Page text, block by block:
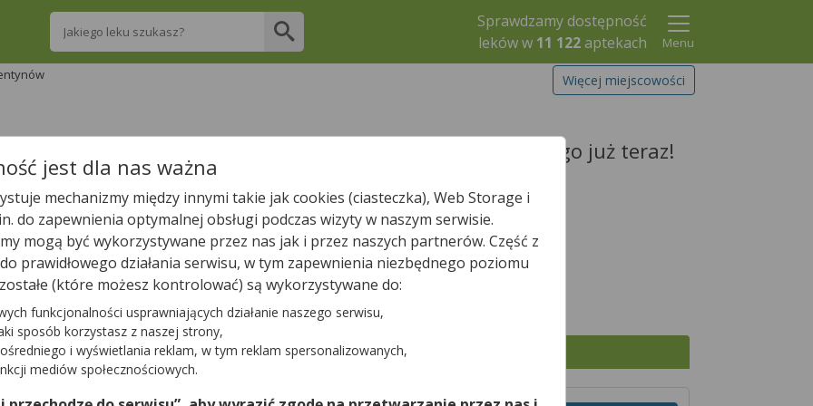
Wpisz nazwę leku
Sprawdzamy dostępność
leków w 11 122aptekach
Menu
Więcej miejscowości
apteki w Wincentynowie posiadają Twój lek i zarezerwuj go już teraz!
Wpisz nazwę leku
Szukaj leku
W pobliżu Wincentynowa jest9aptek.
Tylko otwarte apteki
jest dla nas ważna
mechanizmy między innymi takie jak cookies (ciasteczka), Web Storage i
do zapewnienia optymalnej obsługi podczas wizyty w naszym serwisie.
mogą być wykorzystywane przez nas jak i przez naszych partnerów. Część z
prawidłowego działania serwisu, w tym zapewnienia niezbędnego poziomu
(które możesz kontrolować) są wykorzystywane do:
funkcjonalności usprawniających działanie naszego serwisu,
sposób korzystasz z naszej strony,
i wyświetlania reklam, w tym reklam spersonalizowanych,
mediów społecznościowych.